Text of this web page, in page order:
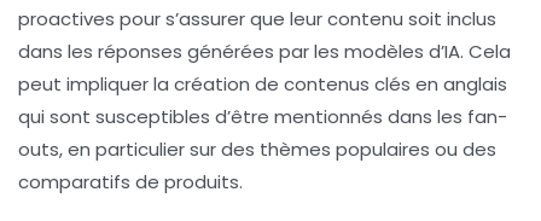
proactives pour s’assurer que leur contenu soit inclus
dans les réponses générées par les modèles d’IA. Cela
peut impliquer la création de contenus clés en anglais
qui sont susceptibles d’être mentionnés dans les fan-
outs, en particulier sur des thèmes populaires ou des
comparatifs de produits.